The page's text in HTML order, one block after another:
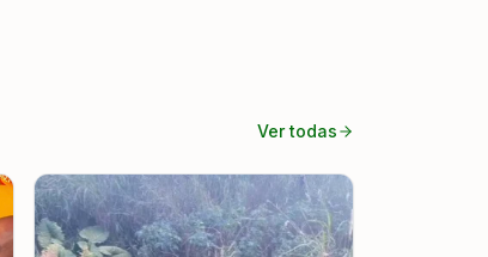
Ver todas